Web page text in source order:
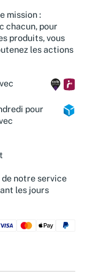
mission :
chacun, pour
produits, vous
les actions
pour
de notre service
les jours